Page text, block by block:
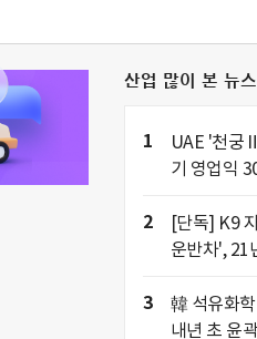
산업 많이 본 뉴스